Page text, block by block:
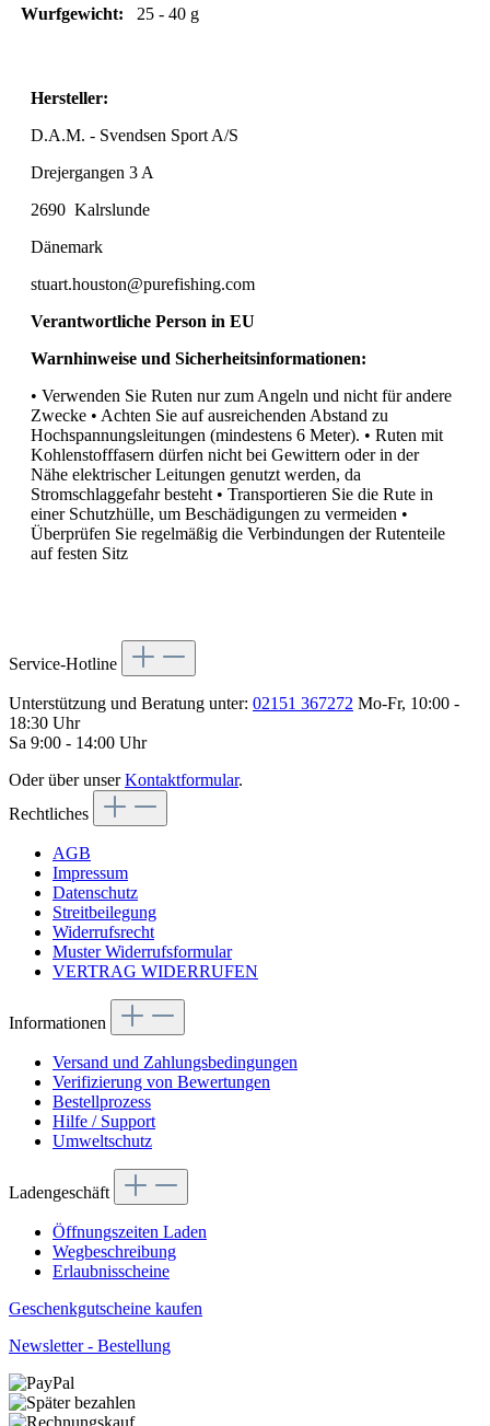
Wurfgewicht:
25 - 40 g
Hersteller:
D.A.M. - Svendsen Sport A/S
Drejergangen 3 A
2690 Kalrslunde
Dänemark
stuart.houston@purefishing.com
Verantwortliche Person in EU
Warnhinweise und Sicherheitsinformationen:
• Verwenden Sie Ruten nur zum Angeln und nicht für andere
Zwecke • Achten Sie auf ausreichenden Abstand zu
Hochspannungsleitungen (mindestens 6 Meter). • Ruten mit
Kohlenstofffasern dürfen nicht bei Gewittern oder in der
Nähe elektrischer Leitungen genutzt werden, da
Stromschlaggefahr besteht • Transportieren Sie die Rute in
einer Schutzhülle, um Beschädigungen zu vermeiden •
Überprüfen Sie regelmäßig die Verbindungen der Rutenteile
auf festen Sitz
Service-Hotline
Unterstützung und Beratung unter: 02151 367272 Mo-Fr, 10:00 -
18:30 Uhr
Sa 9:00 - 14:00 Uhr
Oder über unserKontaktformular.
Rechtliches
AGB
Impressum
Datenschutz
Streitbeilegung
Widerrufsrecht
Muster Widerrufsformular
VERTRAG WIDERRUFEN
Informationen
Versand und Zahlungsbedingungen
Verifizierung von Bewertungen
Bestellprozess
Hilfe / Support
Umweltschutz
Ladengeschäft
Öffnungszeiten Laden
Wegbeschreibung
Erlaubnisscheine
Geschenkgutscheine kaufen
Newsletter - Bestellung